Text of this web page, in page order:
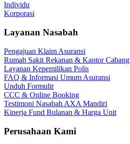
Individu
Korporasi
Layanan Nasabah
Pengajuan Klaim Asuransi
Rumah Sakit Rekanan & Kantor Cabang
Layanan Kepemilikan Polis
FAQ & Informasi Umum Asuransi
Unduh Formulir
CCC & Online Booking
Testimoni Nasabah AXA Mandiri
Kinerja Fund Bulanan & Harga Unit
Perusahaan Kami